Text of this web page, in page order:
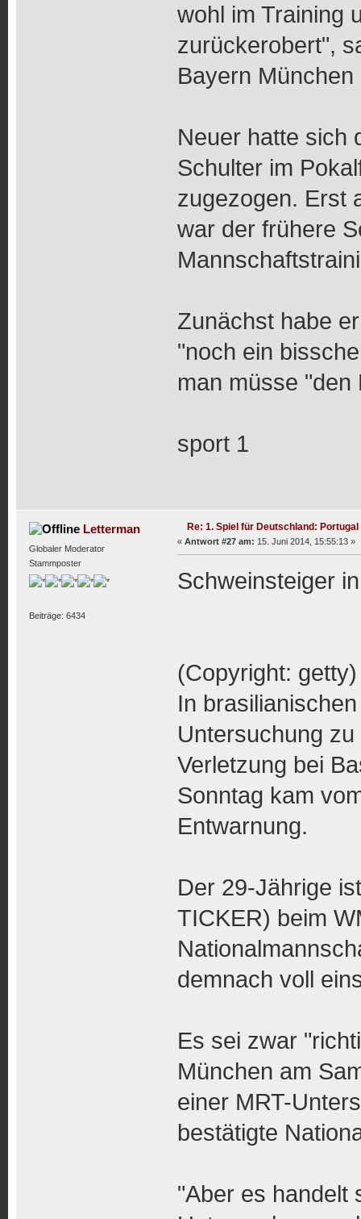
wohl im Training
zurückerobert",
Bayern
Neuer hatte sich
Schulter im
zugezogen. Erst
war der frühere
Zunächst habe
"noch ein
man müsse "den
sport 1
Letterman
Globaler Moderator
Stammposter
Beiträge: 6434
Re: 1. Spiel für Deutschland: Portugal
« Antwort #27 am: 15. Juni 2014, 15:55:13 »
Schweinsteiger
(Copyright: getty)
In
Untersuchung
Verletzung bei
Sonntag kam
Entwarnung.
Der 29-Jährige
TICKER) beim
demnach voll
Es sei zwar
München am
einer MRT-
bestätigte
"Aber es handelt